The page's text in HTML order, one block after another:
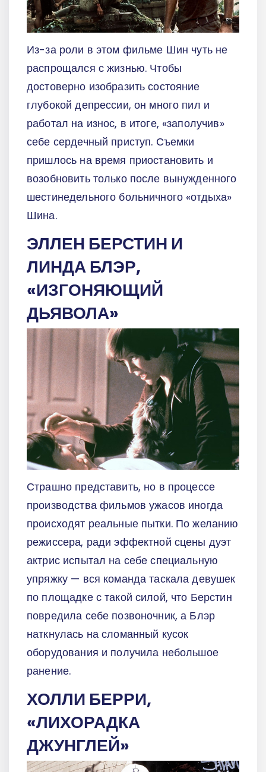
Из-за роли в этом фильме Шин чуть не
распрощался с жизнью. Чтобы
достоверно изобразить состояние
глубокой депрессии, он много пил и
работал на износ, в итоге, «заполучив»
себе сердечный приступ. Съемки
пришлось на время приостановить и
возобновить только после вынужденного
шестинедельного больничного «отдыха»
Шина.
ЭЛЛЕН БЕРСТИН И
ЛИНДА БЛЭР,
«ИЗГОНЯЮЩИЙ
ДЬЯВОЛА»
Страшно представить, но в процессе
производства фильмов ужасов иногда
происходят реальные пытки. По желанию
режиссера, ради эффектной сцены дуэт
актрис испытал на себе специальную
упряжку — вся команда таскала девушек
по площадке с такой силой, что Берстин
повредила себе позвоночник, а Блэр
наткнулась на сломанный кусок
оборудования и получила небольшое
ранение.
ХОЛЛИ БЕРРИ,
«ЛИХОРАДКА
ДЖУНГЛЕЙ»